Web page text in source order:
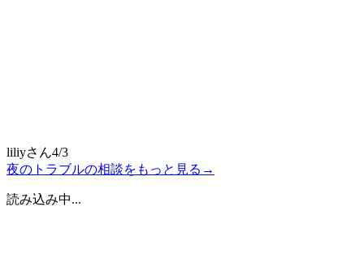
liliyさん4/3
夜のトラブルの相談をもっと見る →
読み込み中...